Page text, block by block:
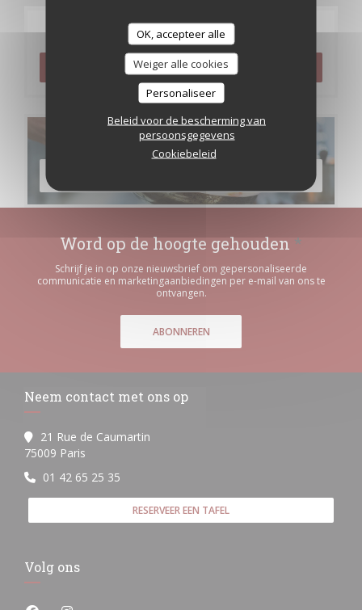
OK, accepteer alle
Weiger alle cookies
Personaliseer
Beleid voor de bescherming van
persoonsgegevens
Cookiebeleid
Reservering
RESERVEER EEN TAFEL
Menu's
Word op de hoogte gehouden *
Schrijf je in op onze nieuwsbrief om gepersonaliseerde
communicatie en marketingaanbiedingen per e-mail van ons te
ontvangen.
ABONNEREN
Neem contact met ons op
21 Rue de Caumartin
75009 Paris
01 42 65 25 35
RESERVEER EEN TAFEL
Volg ons